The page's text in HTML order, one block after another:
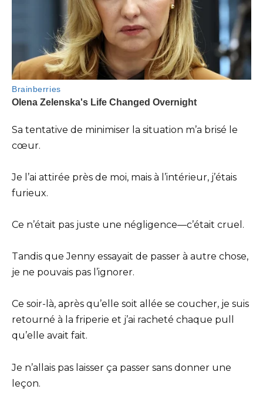
Sa tentative de minimiser la situation m’a brisé le
cœur.
Je l’ai attirée près de moi, mais à l’intérieur, j’étais
furieux.
Ce n’était pas juste une négligence—c’était cruel.
Tandis que Jenny essayait de passer à autre chose,
je ne pouvais pas l’ignorer.
Ce soir-là, après qu’elle soit allée se coucher, je suis
retourné à la friperie et j’ai racheté chaque pull
qu’elle avait fait.
Je n’allais pas laisser ça passer sans donner une
leçon.